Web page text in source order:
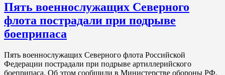
Пять военнослужащих Северного
флота пострадали при подрыве
боеприпаса
Пять военнослужащих Северного флота Российской
Федерации пострадали при подрыве артиллерийского
боеприпаса. Об этом сообщили в Министерстве обороны РФ.